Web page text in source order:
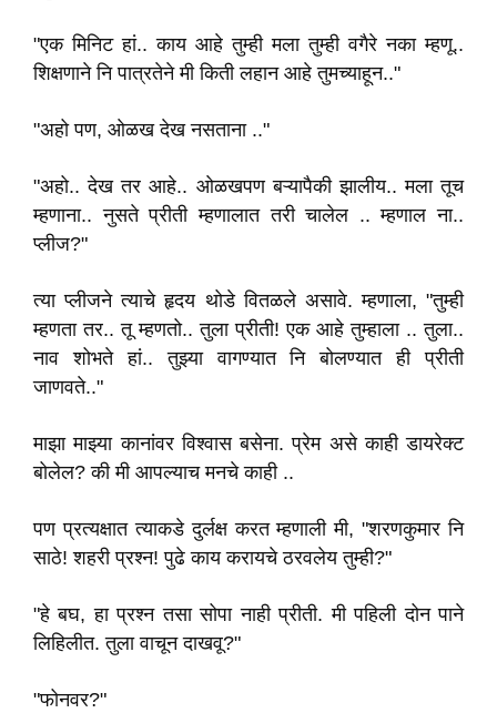
"एक मिनिट हां.. काय आहे तुम्ही मला तुम्ही वगैरे नका म्हणू..
शिक्षणाने नि पात्रतेने मी किती लहान आहे तुमच्याहून.."
"अहो पण, ओळख देख नसताना .."
"अहो.. देख तर आहे.. ओळखपण बऱ्यापैकी झालीय.. मला तूच
म्हणाना.. नुसते प्रीती म्हणालात तरी चालेल .. म्हणाल ना..
प्लीज?"
त्या प्लीजने त्याचे हृदय थोडे वितळले असावे. म्हणाला, "तुम्ही
म्हणता तर.. तू म्हणतो.. तुला प्रीती! एक आहे तुम्हाला .. तुला..
नाव शोभते हां.. तुझ्या वागण्यात नि बोलण्यात ही प्रीती
जाणवते.."
माझा माझ्या कानांवर विश्वास बसेना. प्रेम असे काही डायरेक्ट
बोलेल? की मी आपल्याच मनचे काही ..
पण प्रत्यक्षात त्याकडे दुर्लक्ष करत म्हणाली मी, "शरणकुमार नि
साठे! शहरी प्रश्न! पुढे काय करायचे ठरवलेय तुम्ही?"
"हे बघ, हा प्रश्न तसा सोपा नाही प्रीती. मी पहिली दोन पाने
लिहिलीत. तुला वाचून दाखवू?"
"फोनवर?"